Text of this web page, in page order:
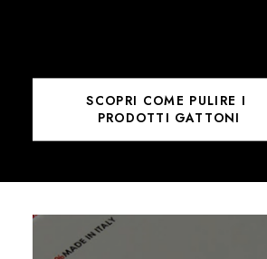
SCOPRI COME PULIRE I
PRODOTTI GATTONI